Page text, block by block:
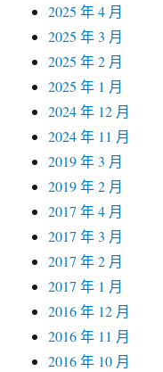
2025 年 4 月
2025 年 3 月
2025 年 2 月
2025 年 1 月
2024 年 12 月
2024 年 11 月
2019 年 3 月
2019 年 2 月
2017 年 4 月
2017 年 3 月
2017 年 2 月
2017 年 1 月
2016 年 12 月
2016 年 11 月
2016 年 10 月